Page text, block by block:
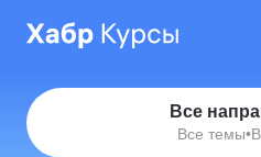
Все
Все темы•